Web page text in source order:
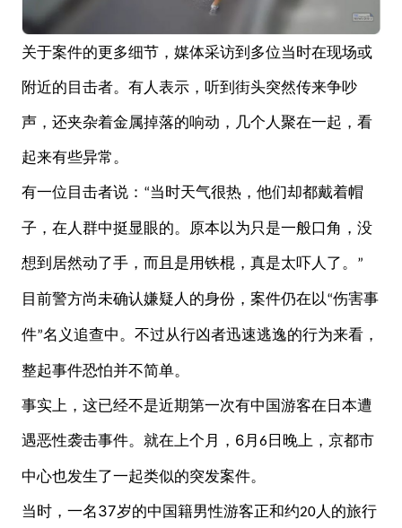
关于案件的更多细节，媒体采访到多位当时在现场或
附近的目击者。有人表示，听到街头突然传来争吵
声，还夹杂着金属掉落的响动，几个人聚在一起，看
起来有些异常。
有一位目击者说： “当时天气很热，他们却都戴着帽
子，在人群中挺显眼的。原本以为只是一般口角，没
想到居然动了手，而且是用铁棍，真是太吓人了。 ”
目前警方尚未确认嫌疑人的身份，案件仍在以“伤害事
件”名义追查中。不过从行凶者迅速逃逸的行为来看，
整起事件恐怕并不简单。
事实上，这已经不是近期第一次有中国游客在日本遭
遇恶性袭击事件。就在上个月， 6月 6 日晚上，京都市
中心也发生了一起类似的突发案件。
当时，一名37岁的中国籍男性游客正和约20人的旅行